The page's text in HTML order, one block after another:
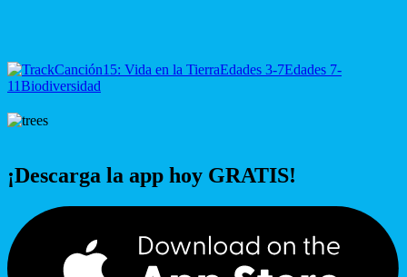
Canción15: Vida en la TierraEdades 3-7Edades 7-
11Biodiversidad
¡Descarga la app hoy GRATIS!